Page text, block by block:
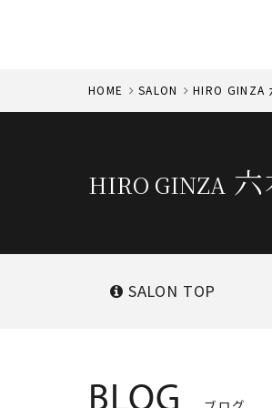
HOME SALON HIRO GINZA
HIRO GINZA
SALON TOP